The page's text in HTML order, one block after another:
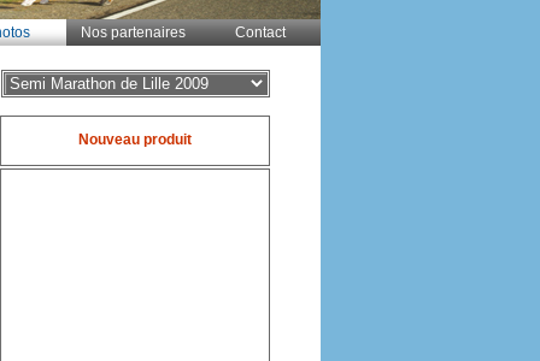
Nos partenaires Contact
Nouveau produit